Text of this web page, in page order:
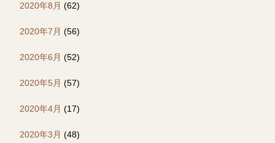
2020年8月 (62)
2020年7月 (56)
2020年6月 (52)
2020年5月 (57)
2020年4月 (17)
2020年3月 (48)